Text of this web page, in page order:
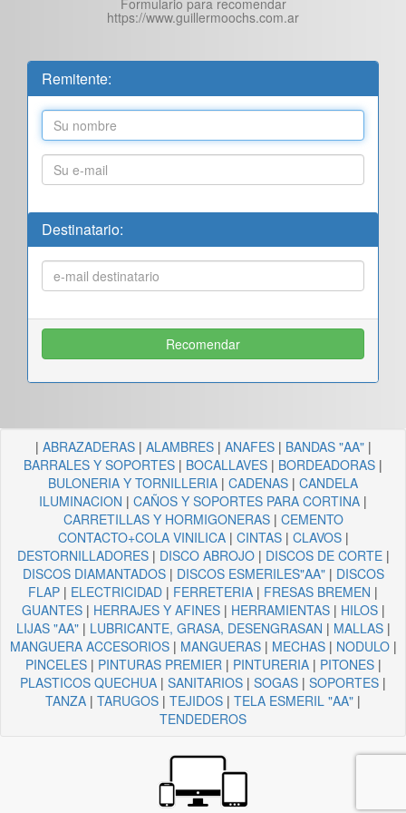
https://www.guillermoochs.com.ar
Remitente:
Destinatario:
| ABRAZADERAS| ALAMBRES| ANAFES| BANDAS "AA"|
BARRALES Y SOPORTES | BOCALLAVES | BORDEADORAS |
BULONERIA Y TORNILLERIA | CADENAS | CANDELA
ILUMINACION | CAÑOS Y SOPORTES PARA CORTINA |
CARRETILLAS Y HORMIGONERAS| CEMENTO
CONTACTO+COLA VINILICA| CINTAS| CLAVOS|
DESTORNILLADORES| DISCO ABROJO| DISCOS DE CORTE|
DISCOS DIAMANTADOS| DISCOS ESMERILES"AA"| DISCOS
FLAP | ELECTRICIDAD | FERRETERIA | FRESAS BREMEN |
GUANTES| HERRAJES Y AFINES| HERRAMIENTAS| HILOS|
LIJAS "AA"| LUBRICANTE, GRASA, DESENGRASAN | MALLAS|
MANGUERA ACCESORIOS| MANGUERAS| MECHAS| NODULO|
PINCELES| PINTURAS PREMIER | PINTURERIA| PITONES|
PLASTICOS QUECHUA | SANITARIOS | SOGAS | SOPORTES |
TANZA | TARUGOS | TEJIDOS | TELA ESMERIL "AA" |
TENDEDEROS